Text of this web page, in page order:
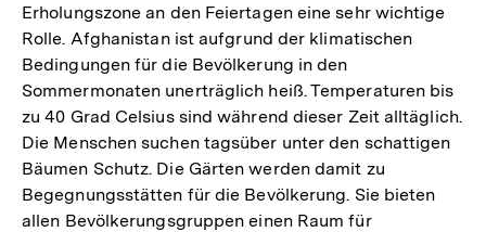
Erholungszone an den Feiertagen eine sehr wichtige
Rolle. Afghanistan ist aufgrund der klimatischen
Bedingungen für die Bevölkerung in den
Sommermonaten unerträglich heiß. Temperaturen bis
zu 40 Grad Celsius sind während dieser Zeit alltäglich.
Die Menschen suchen tagsüber unter den schattigen
Bäumen Schutz. Die Gärten werden damit zu
Begegnungsstätten für die Bevölkerung. Sie bieten
allen Bevölkerungsgruppen einen Raum für